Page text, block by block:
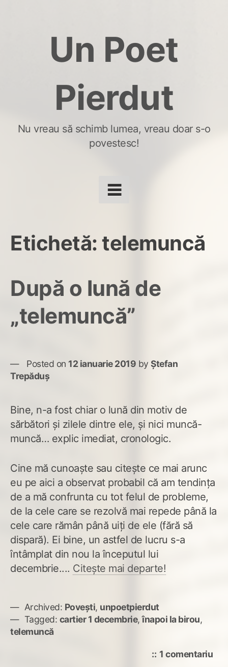
Un Poet
Pierdut
Nu vreau să schimb lumea, vreau doar s-o
povestesc!
Etichetă: telemuncă
După o lună de
„telemuncă”
Posted on 12 ianuarie 2019 by Ștefan
Trepăduș
Bine, n-a fost chiar o lună din motiv de
sărbători și zilele dintre ele, și nici muncă-
muncă… explic imediat, cronologic.
Cine mă cunoaște sau citește ce mai arunc
eu pe aici a observat probabil că am tendința
de a mă confrunta cu tot felul de probleme,
de la cele care se rezolvă mai repede până la
cele care rămân până uiți de ele (fără să
dispară). Ei bine, un astfel de lucru s-a
întâmplat din nou la începutul lui
decembrie.... Citește mai departe!
Archived: Povești, unpoetpierdut
Tagged: cartier 1 decembrie,înapoi la birou,
telemuncă
1 comentariula